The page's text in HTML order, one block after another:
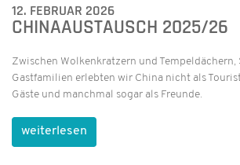
12. FEBRUAR 2026
CHINAAUSTAUSCH 2025/26
Zwischen Wolkenkratzern und
Gastfamilien erlebten wir China nicht als
Gäste und manchmal sogar als Freunde.
weiterlesen